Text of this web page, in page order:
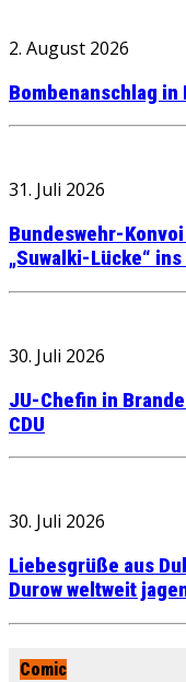
2. August 2026
Bombenanschlag in
31. Juli 2026
Bundeswehr-
„Suwalki-Lücke“
30. Juli 2026
JU-Chefin in
CDU
30. Juli 2026
Liebesgrüße aus
Durow weltweit
Comic